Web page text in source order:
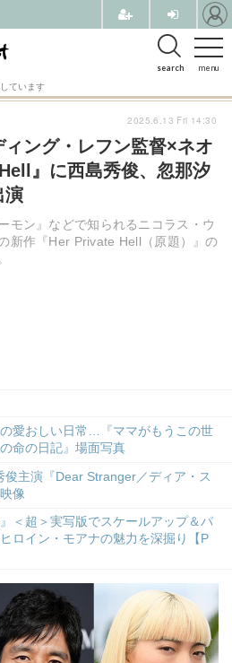
menu
search
ています
ング・レフン監督×ネオ
』に西島秀俊、忽那汐
演
モン』などで知られるニコラス・ウ
新作『Her Private Hell（原題）』の
愛おしい日常…『ママがもうこの世
命の日記』場面写真
俊主演『Dear Stranger／ディア・ス
像
＜超＞実写版でスケールアップ＆パ
ロイン・モアナの魅力を深掘り【P
2025.6.13 Fri 14:30